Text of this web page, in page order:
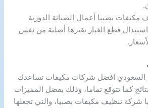
بصبيا أعمال الصيانة الدورية
استبدال قطع الغيار بغيرها أصلية من نفس
السعودي افضل شركات مكيفات تساعدك
كما تتوقع تماما، وذلك بفضل المميزات
شركة تنظيف مكيفات بصبيا، والتي تجعلها